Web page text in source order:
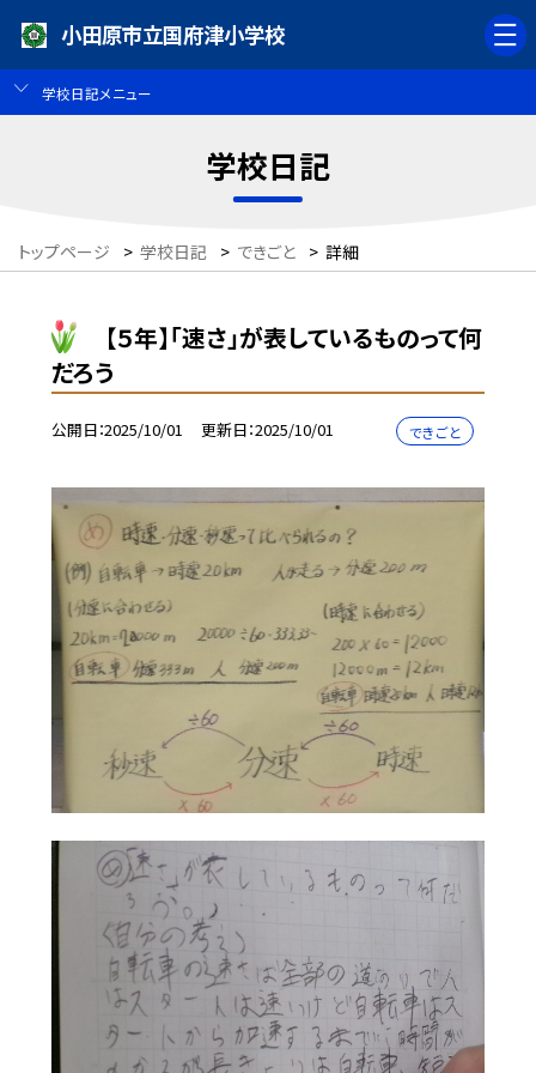
小田原市立国府津小学校
学校日記メニュー
学校日記
トップページ > 学校日記 > できごと > 詳細
【５年】「速さ」が表しているものって何
だろう
公開日 2025/10/01 更新日 2025/10/01 できごと